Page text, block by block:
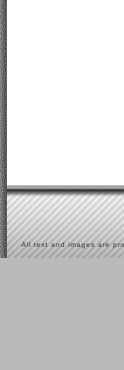
All text and images are